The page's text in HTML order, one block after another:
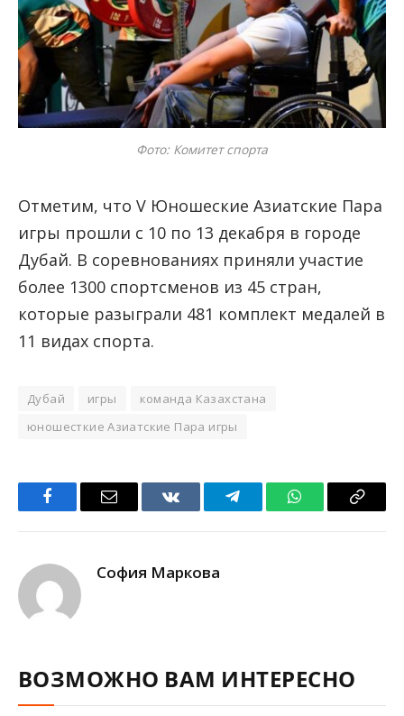
Фото: Комитет спорта
Отметим, что V Юношеские Азиатские Пара
игры прошли с 10 по 13 декабря в городе
Дубай. В соревнованиях приняли участие
более 1300 спортсменов из 45 стран,
которые разыграли 481 комплект медалей в
11 видах спорта.
Дубай игры
команда Казахстана
юношесткие Азиатские Пара игры
FacebookEmail VKontakteTelegramWhatsAppCopy
София Маркова
ВОЗМОЖНО ВАМ ИНТЕРЕСНО